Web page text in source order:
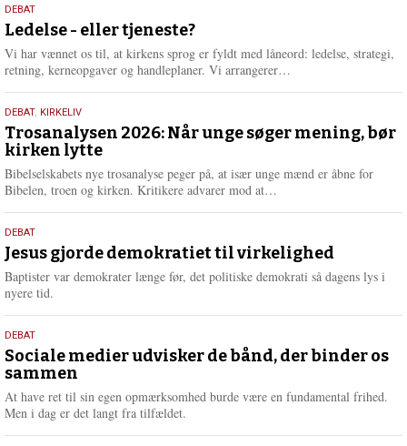
e
r
e
10.
juni
2026
DEBAT
Ledelse - eller tjeneste?
Vi har vænnet os til, at kirkens sprog er fyldt med låneord: ledelse, strategi,
retning, kerneopgaver og handleplaner. Vi arrangerer…
e
2.
juni
2026
DEBAT, KIRKELIV
Trosanalysen 2026: Når unge søger mening, bør
kirken lytte
Bibelselskabets nye trosanalyse peger på, at især unge mænd er åbne for
Bibelen, troen og kirken. Kritikere advarer mod at…
e
r
e
18.
maj
2026
DEBAT
Jesus gjorde demokratiet til virkelighed
Baptister var demokrater længe før, det politiske demokrati så dagens lys i
nyere tid.
18.
maj
2026
DEBAT
Sociale medier udvisker de bånd, der binder os
sammen
At have ret til sin egen opmærksomhed burde være en fundamental frihed.
Men i dag er det langt fra tilfældet.